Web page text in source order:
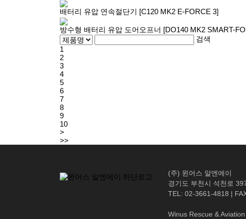
배터리 유압 연속절단기 [C120 MK2 E-FORCE 3]
방수형 배터리 유압 도어오프너 [DO140 MK2 SMART-
검색
1
2
3
4
5
6
7
8
9
10
>
>>
(주) 윈어스 알엔에이
경기도 부천시 석천로
TEL: 02-3661-4818 |
Winus Rescue &